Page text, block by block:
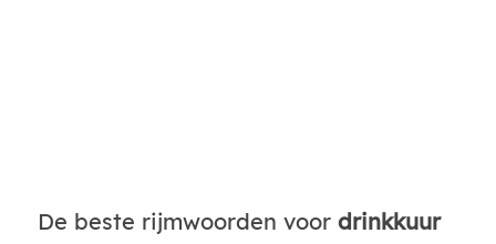
De beste rijmwoorden voor drinkkuur